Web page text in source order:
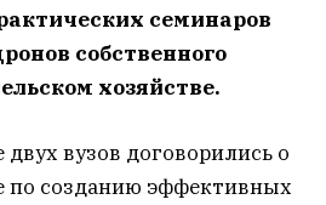
семинаров
собственного
хозяйстве.
вузов договорились о
по созданию эффективных